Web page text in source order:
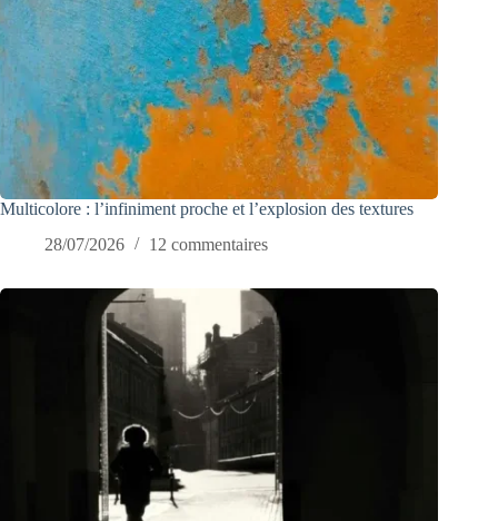
Multicolore : l’infiniment proche et l’explosion des textures
28/07/2026
12 commentaires